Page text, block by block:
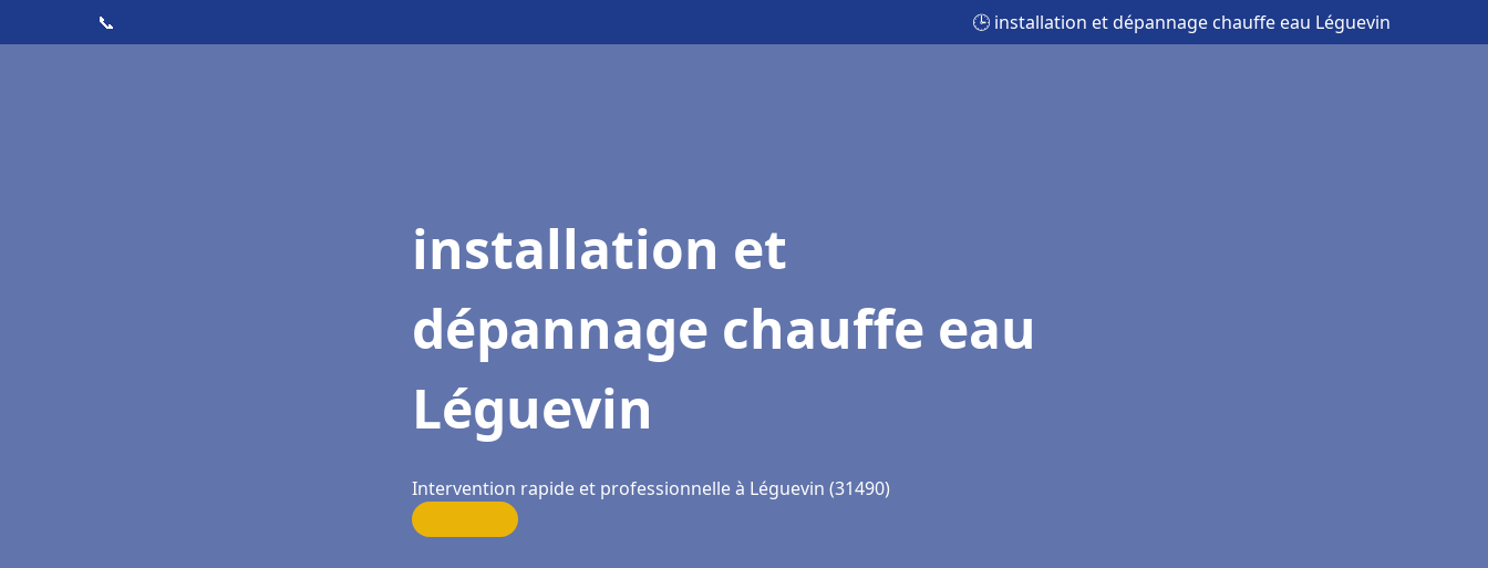
📞 🕒 installation et dépannage chauffe eau Léguevin
installation et
dépannage chauffe eau
Léguevin
Intervention rapide et professionnelle à Léguevin (31490)